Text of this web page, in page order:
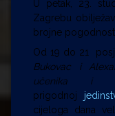
U petak, 23.
Zagrebu
brojne
Od 19 do 21
Bukovac i
učenika i
prigodnoj
cijeloga dana